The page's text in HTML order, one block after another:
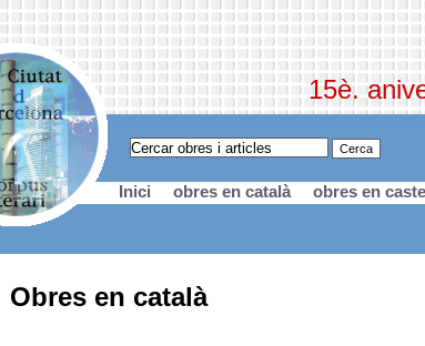
15è.
Inici obres en català obres en
Obres en català